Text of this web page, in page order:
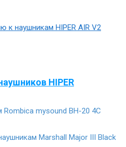
к наушникам HIPER AIR V2
HIPER
mysound BH-20 4C
Marshall Major III Black